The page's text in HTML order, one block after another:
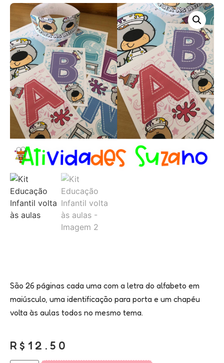
São 26 páginas cada uma com a letra do alfabeto em
maiúsculo, uma identificação para porta e um chapéu
volta às aulas todos no mesmo tema.
R$ 12.50